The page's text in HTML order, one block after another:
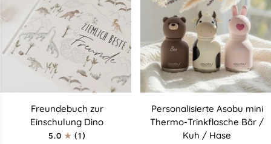
FreundebuchFreundebuch zur
Einschulung Dino
5.0
(1)
Personalisierte
Asobu
Personalisierte Asobu mini
Thermo-Trinkflasche Bär /
Kuh / Hase